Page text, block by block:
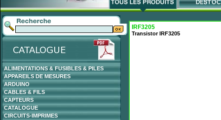
ALIMENTATIONS & FUSIBLES & PILES
APPAREILS DE MESURES
ARDUINO
CABLES & FILS
CAPTEURS
CATALOGUE
CIRCUITS-IMPRIMES
IRF3205
Transistor IRF3205